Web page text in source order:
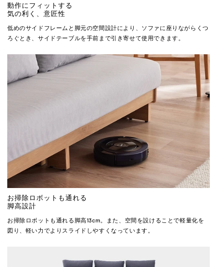
動作にフィットする
気の利く、意匠性
低めのサイドフレームと脚元の空間設計により、ソファに座りながらくつ
ろぐとき、サイドテーブルを手前まで引き寄せて使用できます。
お掃除ロボットも通れる
脚高設計
お掃除ロボットも通れる脚高13cm。また、空間を設けることで軽量化を
図り、軽い力でよりスライドしやすくなっています。